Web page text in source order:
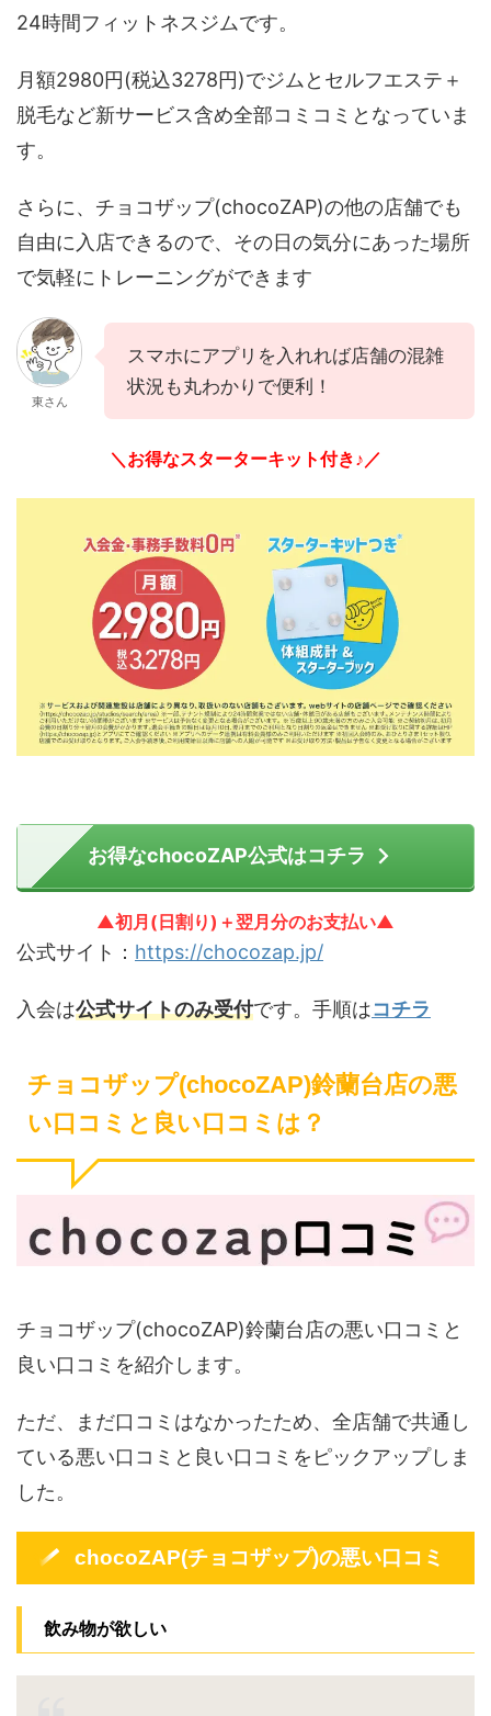
24時間フィットネスジムです。
月額2980円(税込3278円)でジムとセルフエステ＋
脱毛など新サービス含め全部コミコミとなっていま
す。
さらに、チョコザップ(chocoZAP)の他の店舗でも
自由に入店できるので、その日の気分にあった場所
で気軽にトレーニングができます
東さん
スマホにアプリを入れれば店舗の混雑
状況も丸わかりで便利！
＼お得なスターターキット付き♪／
お得なchocoZAP公式はコチラ
▲初月(日割り)＋翌月分のお支払い▲
公式サイト： https://chocozap.jp/
入会は公式サイトのみ受付です。手順はコチラ
チョコザップ(chocoZAP)鈴蘭台店の悪
い口コミと良い口コミは？
チョコザップ(chocoZAP)鈴蘭台店の悪い口コミと
良い口コミを紹介します。
ただ、まだ口コミはなかったため、全店舗で共通し
ている悪い口コミと良い口コミをピックアップしま
した。
chocoZAP(チョコザップ)の悪い口コミ
飲み物が欲しい